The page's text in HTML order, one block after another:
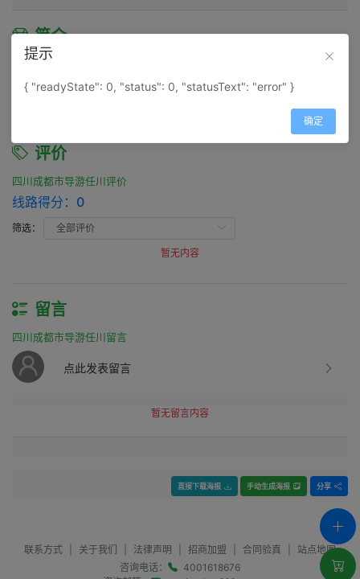
简介
四川成都市导游任川简介
在做地陪，也在做领队。日韩出境领队，日语中级导游。
评价
四川成都市导游任川评价
线路得分： 0
筛选：
暂无内容
留言
四川成都市导游任川留言
点此发表留言
暂无留言内容
直接下载海报 手动生成海报 分享
联系方式 关于我们 法律声明 招商加盟 合同验真
站点地图
咨询电话：
4001618676
提示
{ "readyState": 0, "status": 0, "statusText": "error" }
确定